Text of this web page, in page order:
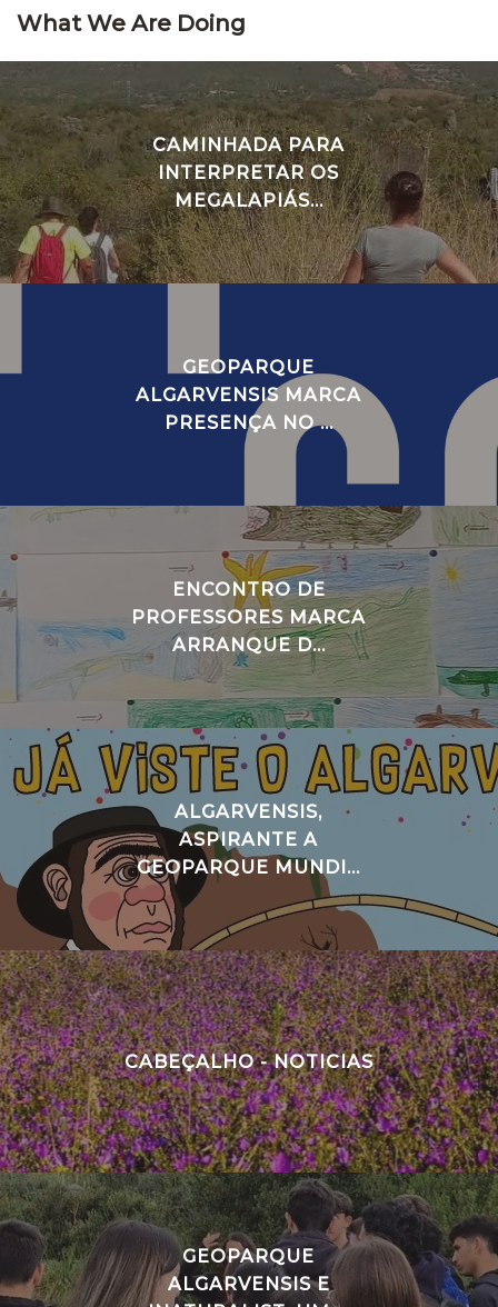
What We Are Doing
CAMINHADA PARA
INTERPRETAR OS
MEGALAPIÁS...
GEOPARQUE
ALGARVENSIS MARCA
PRESENÇA NO ...
ENCONTRO DE
PROFESSORES MARCA
ARRANQUE D...
ALGARVENSIS,
ASPIRANTE A
GEOPARQUE MUNDI...
CABEÇALHO - NOTICIAS
GEOPARQUE
ALGARVENSIS E